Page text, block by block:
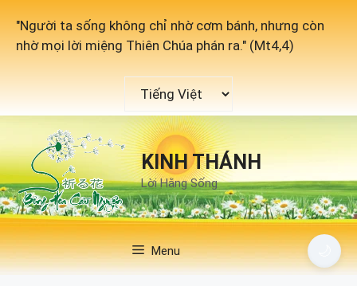
đến
nội
"Người ta sống không chỉ nhờ cơm bánh, nhưng còn
nhờ mọi lời miệng Thiên Chúa phán ra." (Mt4,4)
ngôn
ngữ
KINH THÁNH
Lời Hằng Sống
Menu